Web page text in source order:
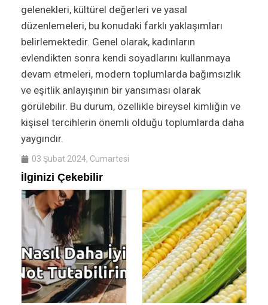
gelenekleri, kültürel değerleri ve yasal
düzenlemeleri, bu konudaki farklı yaklaşımları
belirlemektedir. Genel olarak, kadınların
evlendikten sonra kendi soyadlarını kullanmaya
devam etmeleri, modern toplumlarda bağımsızlık
ve eşitlik anlayışının bir yansıması olarak
görülebilir. Bu durum, özellikle bireysel kimliğin ve
kişisel tercihlerin önemli olduğu toplumlarda daha
yaygındır.
03 Şubat 2024, Cumartesi
İlginizi Çekebilir